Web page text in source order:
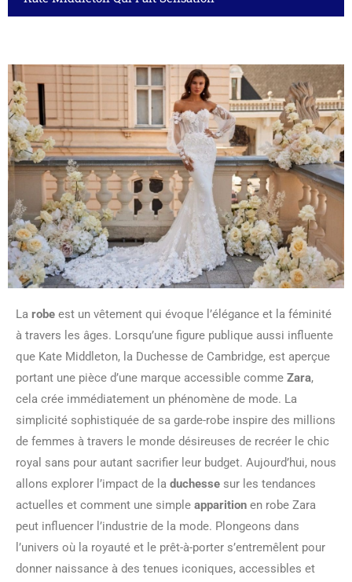
La robe est un vêtement qui évoque l’élégance et la féminité
à travers les âges. Lorsqu’une figure publique aussi influente
que Kate Middleton, la Duchesse de Cambridge, est aperçue
portant une pièce d’une marque accessible comme Zara,
cela crée immédiatement un phénomène de mode. La
simplicité sophistiquée de sa garde-robe inspire des millions
de femmes à travers le monde désireuses de recréer le chic
royal sans pour autant sacrifier leur budget. Aujourd’hui, nous
allons explorer l’impact de la duchesse sur les tendances
actuelles et comment une simple apparition en robe Zara
peut influencer l’industrie de la mode. Plongeons dans
l’univers où la royauté et le prêt-à-porter s’entremêlent pour
donner naissance à des tenues iconiques, accessibles et